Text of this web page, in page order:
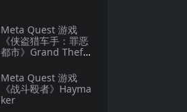
Meta Quest 游戏
《侠盗猎车手：罪恶
都市》Grand Theft
Meta Quest 游戏
《战斗殴者》Hayma
ker